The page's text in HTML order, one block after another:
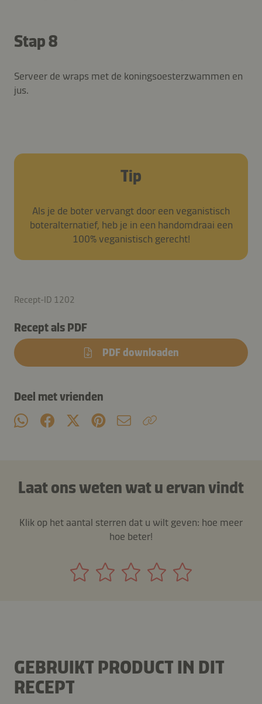
Stap 8
Serveer de wraps met de koningsoesterzwammen en
jus.
Tip
Als je de boter vervangt door een veganistisch
boteralternatief, heb je in een handomdraai een
100% veganistisch gerecht!
Recept-ID 1202
Recept als PDF
PDF downloaden
Deel met vrienden
Laat ons weten wat u ervan vindt
Klik op het aantal sterren dat u wilt geven: hoe meer
hoe beter!
GEBRUIKT PRODUCT IN DIT
RECEPT